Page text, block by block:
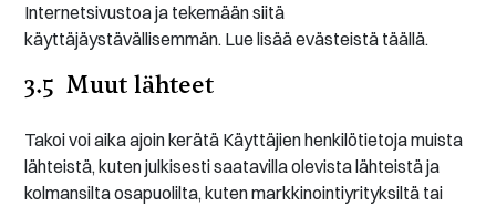
Internetsivustoa ja tekemään siitä
käyttäjäystävällisemmän. Lue lisää evästeistä täällä.
3.5 Muut lähteet
Takoi voi aika ajoin kerätä Käyttäjien henkilötietoja muista
lähteistä, kuten julkisesti saatavilla olevista lähteistä ja
kolmansilta osapuolilta, kuten markkinointiyrityksiltä tai